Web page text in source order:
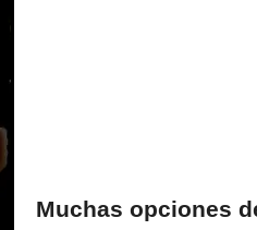
Muchas opciones